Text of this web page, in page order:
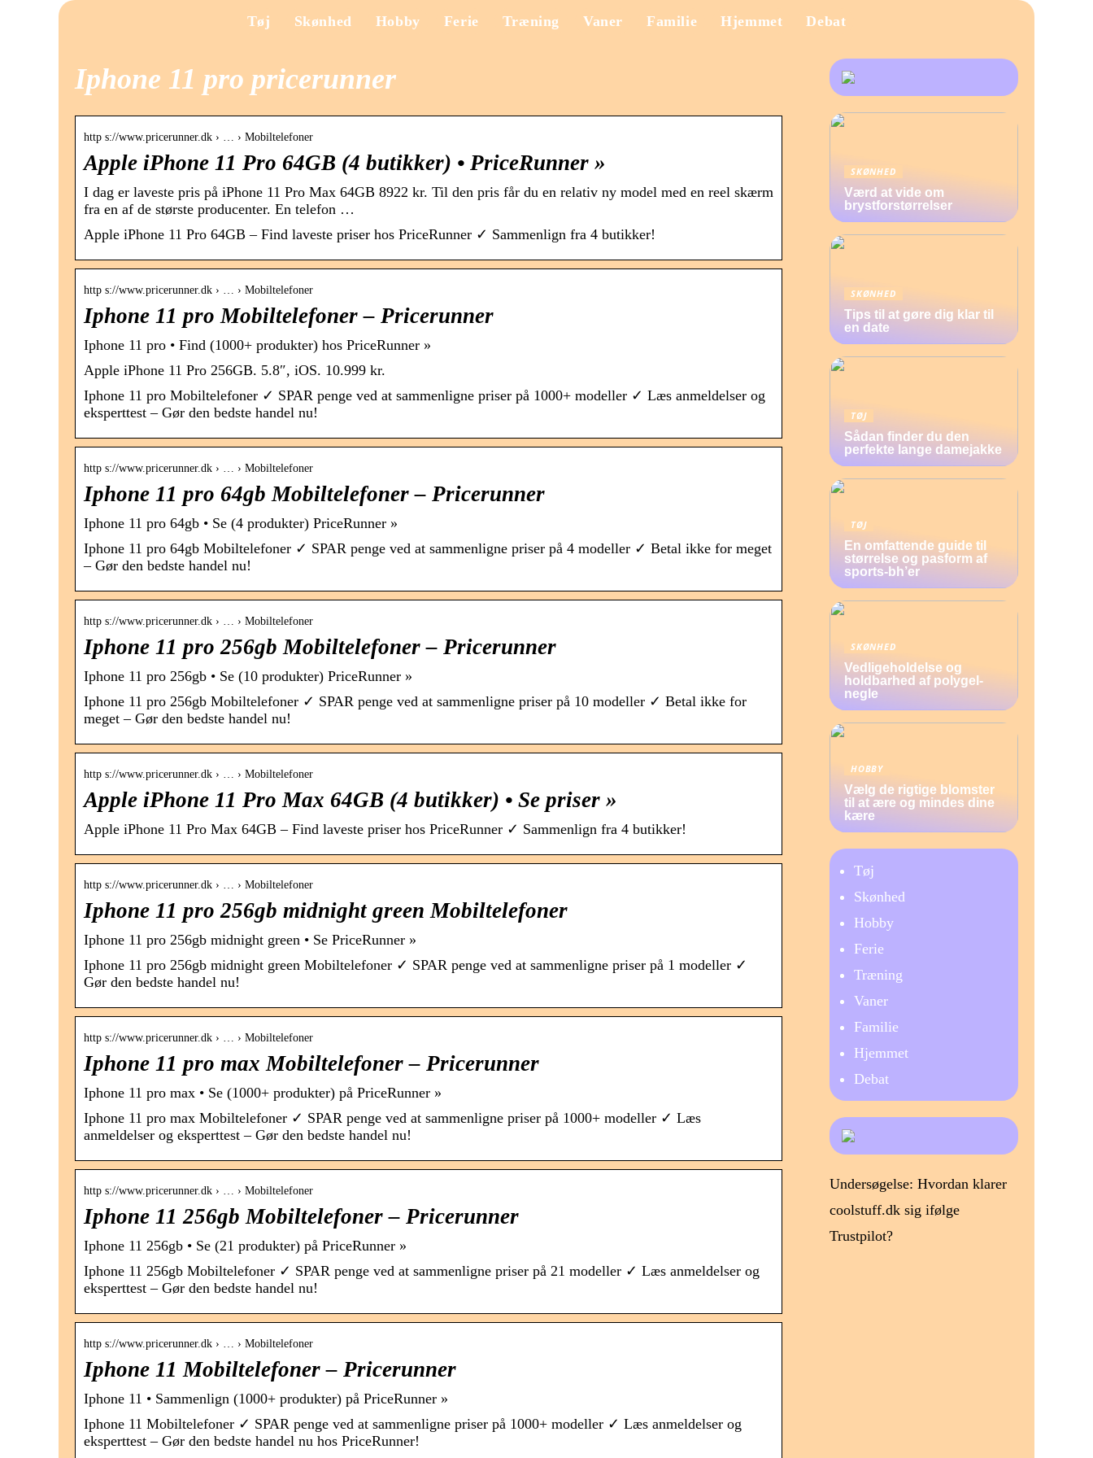
Tøj Skønhed Hobby Ferie Træning Vaner Familie Hjemmet Debat
Iphone 11 pro pricerunner
http s://www.pricerunner.dk › … › Mobiltelefoner
Apple iPhone 11 Pro 64GB (4 butikker) • PriceRunner »
I dag er laveste pris på iPhone 11 Pro Max 64GB 8922 kr. Til den pris får du en relativ ny model med en reel skærm
fra en af de største producenter. En telefon …
Apple iPhone 11 Pro 64GB – Find laveste priser hos PriceRunner ✓ Sammenlign fra 4 butikker!
http s://www.pricerunner.dk › … › Mobiltelefoner
Iphone 11 pro Mobiltelefoner – Pricerunner
Iphone 11 pro • Find (1000+ produkter) hos PriceRunner »
Apple iPhone 11 Pro 256GB. 5.8″, iOS. 10.999 kr.
Iphone 11 pro Mobiltelefoner ✓ SPAR penge ved at sammenligne priser på 1000+ modeller ✓ Læs anmeldelser og
eksperttest – Gør den bedste handel nu!
http s://www.pricerunner.dk › … › Mobiltelefoner
Iphone 11 pro 64gb Mobiltelefoner – Pricerunner
Iphone 11 pro 64gb • Se (4 produkter) PriceRunner »
Iphone 11 pro 64gb Mobiltelefoner ✓ SPAR penge ved at sammenligne priser på 4 modeller ✓ Betal ikke for meget
– Gør den bedste handel nu!
http s://www.pricerunner.dk › … › Mobiltelefoner
Iphone 11 pro 256gb Mobiltelefoner – Pricerunner
Iphone 11 pro 256gb • Se (10 produkter) PriceRunner »
Iphone 11 pro 256gb Mobiltelefoner ✓ SPAR penge ved at sammenligne priser på 10 modeller ✓ Betal ikke for
meget – Gør den bedste handel nu!
http s://www.pricerunner.dk › … › Mobiltelefoner
Apple iPhone 11 Pro Max 64GB (4 butikker) • Se priser »
Apple iPhone 11 Pro Max 64GB – Find laveste priser hos PriceRunner ✓ Sammenlign fra 4 butikker!
http s://www.pricerunner.dk › … › Mobiltelefoner
Iphone 11 pro 256gb midnight green Mobiltelefoner
Iphone 11 pro 256gb midnight green • Se PriceRunner »
Iphone 11 pro 256gb midnight green Mobiltelefoner ✓ SPAR penge ved at sammenligne priser på 1 modeller ✓
Gør den bedste handel nu!
http s://www.pricerunner.dk › … › Mobiltelefoner
Iphone 11 pro max Mobiltelefoner – Pricerunner
Iphone 11 pro max • Se (1000+ produkter) på PriceRunner »
Iphone 11 pro max Mobiltelefoner ✓ SPAR penge ved at sammenligne priser på 1000+ modeller ✓ Læs
anmeldelser og eksperttest – Gør den bedste handel nu!
http s://www.pricerunner.dk › … › Mobiltelefoner
Iphone 11 256gb Mobiltelefoner – Pricerunner
Iphone 11 256gb • Se (21 produkter) på PriceRunner »
Iphone 11 256gb Mobiltelefoner ✓ SPAR penge ved at sammenligne priser på 21 modeller ✓ Læs anmeldelser og
eksperttest – Gør den bedste handel nu!
http s://www.pricerunner.dk › … › Mobiltelefoner
Iphone 11 Mobiltelefoner – Pricerunner
Iphone 11 • Sammenlign (1000+ produkter) på PriceRunner »
Iphone 11 Mobiltelefoner ✓ SPAR penge ved at sammenligne priser på 1000+ modeller ✓ Læs anmeldelser og
eksperttest – Gør den bedste handel nu hos PriceRunner!
SKØNHED
Værd at vide om
brystforstørrelser
SKØNHED
Tips til at gøre dig klar til
en date
TØJ
Sådan finder du den
perfekte lange damejakke
TØJ
En omfattende guide til
størrelse og pasform af
sports-bh’er
SKØNHED
Vedligeholdelse og
holdbarhed af polygel-
negle
HOBBY
Vælg de rigtige blomster
til at ære og mindes dine
kære
Tøj
Skønhed
Hobby
Ferie
Træning
Vaner
Familie
Hjemmet
Debat
Undersøgelse: Hvordan klarer
coolstuff.dk sig ifølge
Trustpilot?